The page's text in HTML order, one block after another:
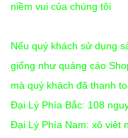
niềm vui của chúng tôi
Nếu quý khách sử dụng
giống như quảng cáo
mà quý khách đã thanh
Đại Lý Phía Bắc: 108
Đại Lý Phía Nam: xô viêt